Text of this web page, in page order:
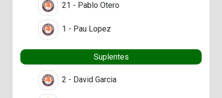
21 - Pablo Otero
1 - Pau Lopez
Suplentes
2 - David Garcia